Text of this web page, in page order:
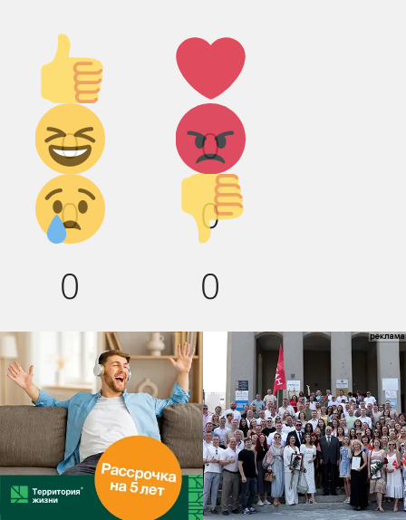
Палец
вверх!
0
Лайк!
0
Дикий
смех!
0
Агрессия!
0
Грусть :(
0
Палец
вниз!
0